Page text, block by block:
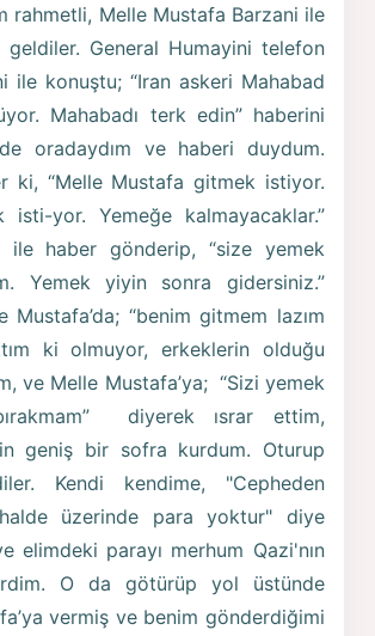
rahmetli, Melle Mustafa Barzani ile
General Humayini telefon
ile konuştu; “Iran askeri Mahabad
Mahabadı terk edin” haberini
oradaydım ve haberi duydum.
ki, “Melle Mustafa gitmek istiyor.
isti-yor. Yemeğe kalmayacaklar.”
haber gönderip, “size yemek
Yemek yiyin sonra gidersiniz.”
Mustafa’da; “benim gitmem lazım
ki olmuyor, erkeklerin olduğu
ve Melle Mustafa’ya; “Sizi yemek
diyerek ısrar ettim,
geniş bir sofra kurdum. Oturup
Kendi kendime, "Cepheden
üzerinde para yoktur" diye
elimdeki parayı merhum Qazi'nın
O da götürüp yol üstünde
vermiş ve benim gönderdiğimi